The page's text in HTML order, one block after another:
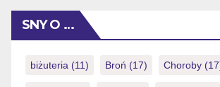
casinos , affare interpellare con afflusso
promozioni, in cui vengono pubblicate
dell’anno, in realta, […]
SNY O …
biżuteria (11) Broń (17) Choroby